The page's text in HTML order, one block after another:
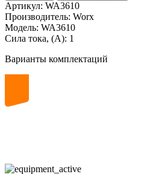
Артикул: WA3610
Производитель: Worx
Модель: WA3610
Сила тока, (А): 1
Варианты комплектаций